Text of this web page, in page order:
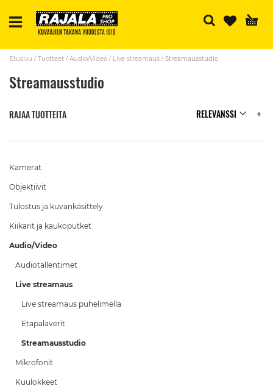
Etusivu Tuotteet Audio/Video Live streamaus Streamausstudio
Streamausstudio
Kamerat
Objektiivit
Tulostus ja kuvankäsittely
Kiikarit ja kaukoputket
Audio/Video
Audiotallentimet
Live streamaus
Live streamaus puhelimella
Etäpalaverit
Streamausstudio
Mikrofonit
Kuulokkeet
RAJAA TUOTTEITA